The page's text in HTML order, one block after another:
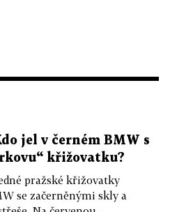
jel v černém BMW s
křižovatku?
pražské křižovatky
se začerněnými skly a